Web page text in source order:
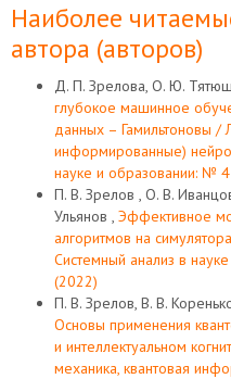
Наиболее
автора (авторов)
Д. П. Зрелова, О. Ю.
глубокое машинное
данных – Гамильтоновы /
информированные)
науке и образовании: №
П. В. Зрелов , О. В.
Ульянов , Эффективное
алгоритмов на
Системный анализ в
(2022)
П. В. Зрелов, В. В.
Основы применения
и интеллектуальном
механика, квантовая